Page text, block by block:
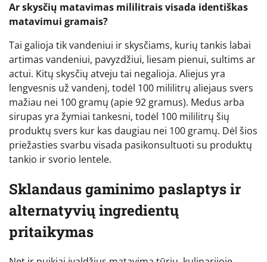
Ar skysčių matavimas mililitrais visada identiškas
matavimui gramais?
Tai galioja tik vandeniui ir skysčiams, kurių tankis labai
artimas vandeniui, pavyzdžiui, liesam pienui, sultims ar
actui. Kitų skysčių atveju tai negalioja. Aliejus yra
lengvesnis už vandenį, todėl 100 mililitrų aliejaus svers
mažiau nei 100 gramų (apie 92 gramus). Medus arba
sirupas yra žymiai tankesni, todėl 100 mililitrų šių
produktų svers kur kas daugiau nei 100 gramų. Dėl šios
priežasties svarbu visada pasikonsultuoti su produktų
tankio ir svorio lentele.
Sklandaus gaminimo paslaptys ir
alternatyvių ingredientų
pritaikymas